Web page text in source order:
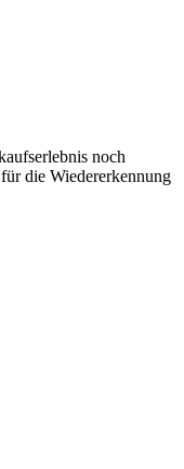
noch
die Wiedererkennung